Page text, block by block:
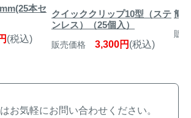
本セ
(税込)
クイッククリップ10型（ステ
ンレス）（25個入）
販売価格 3,300円 (税込)
簡
販
お気軽にお問い合わせください。